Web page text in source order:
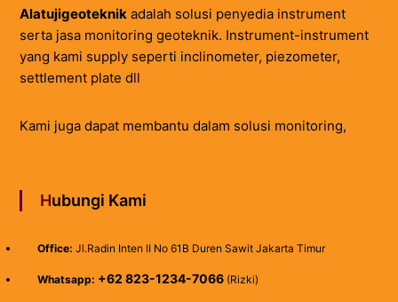
Alatujigeoteknikadalah solusi penyedia instrument
serta jasa monitoring geoteknik. Instrument-instrument
yang kami supply seperti inclinometer, piezometer,
settlement plate dll
Kami juga dapat membantu dalam solusi monitoring,
Hubungi Kami
Office: Jl.Radin Inten II No 61B Duren Sawit Jakarta Timur
Whatsapp: +62 823-1234-7066(Rizki)